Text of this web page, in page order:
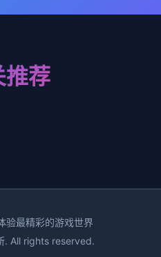
推荐
验最精彩的游戏世界
. All rights reserved.